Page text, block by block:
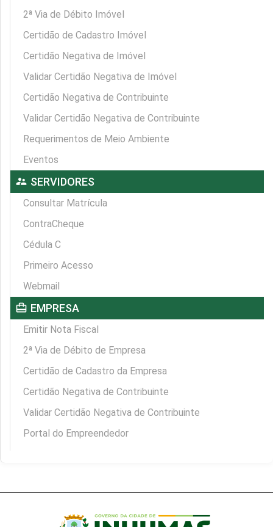
2ª Via de Débito Imóvel
Certidão de Cadastro Imóvel
Certidão Negativa de Imóvel
Validar Certidão Negativa de Imóvel
Certidão Negativa de Contribuinte
Validar Certidão Negativa de Contribuinte
Requerimentos de Meio Ambiente
Eventos
supervisor_account SERVIDORES
Consultar Matrícula
ContraCheque
Cédula C
Primeiro Acesso
Webmail
card_travel EMPRESA
Emitir Nota Fiscal
2ª Via de Débito de Empresa
Certidão de Cadastro da Empresa
Certidão Negativa de Contribuinte
Validar Certidão Negativa de Contribuinte
Portal do Empreendedor